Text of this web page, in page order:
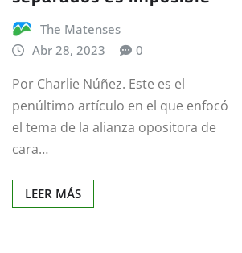
The Matenses
Abr 28, 2023
0
Por Charlie Núñez. Este es el
penúltimo artículo en el que enfocó
el tema de la alianza opositora de
cara…
LEER MÁS